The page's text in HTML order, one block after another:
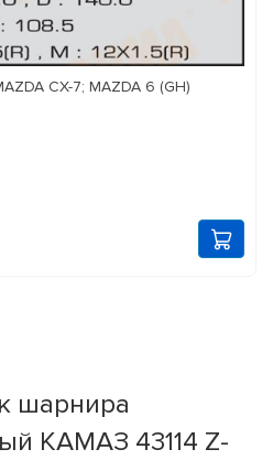
CX-7; MAZDA 6 (GH)
шарнира
КАМАЗ 43114 Z-